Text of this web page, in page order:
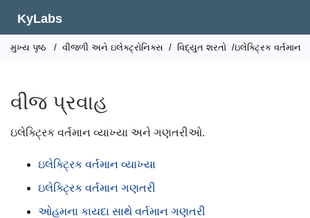
KyLabs
મુખ્ય પૃષ્ઠ / વીજળી અને ઇલેક્ટ્રોનિક્સ / વિદ્યુત શરતો /ઇલેક્ટ્રિક વર્તમાન
વીજ પ્રવાહ
ઇલેક્ટ્રિક વર્તમાન વ્યાખ્યા અને ગણતરીઓ.
ઇલેક્ટ્રિક વર્તમાન વ્યાખ્યા
ઇલેક્ટ્રિક વર્તમાન ગણતરી
ઓહમના કાયદા સાથે વર્તમાન ગણતરી